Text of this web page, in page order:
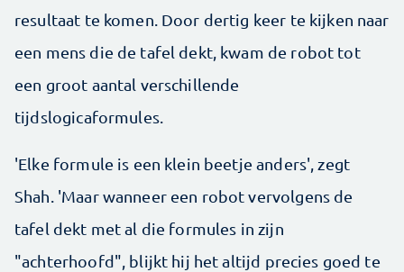
resultaat te komen. Door dertig keer te kijken naar
een mens die de tafel dekt, kwam de robot tot
een groot aantal verschillende
tijdslogicaformules.
'Elke formule is een klein beetje anders', zegt
Shah. 'Maar wanneer een robot vervolgens de
tafel dekt met al die formules in zijn
"achterhoofd", blijkt hij het altijd precies goed te